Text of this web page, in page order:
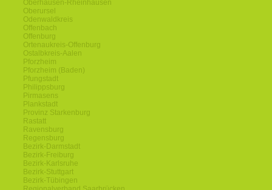
Oberhausen-Rheinhausen
Oberursel
Odenwaldkreis
Offenbach
Offenburg
Ortenaukreis-Offenburg
Ostalbkreis-Aalen
Pforzheim
Pforzheim (Baden)
Pfungstadt
Philippsburg
Pirmasens
Plankstadt
Provinz Starkenburg
Rastatt
Ravensburg
Regensburg
Bezirk-Darmstadt
Bezirk-Freiburg
Bezirk-Karlsruhe
Bezirk-Stuttgart
Bezirk-Tübingen